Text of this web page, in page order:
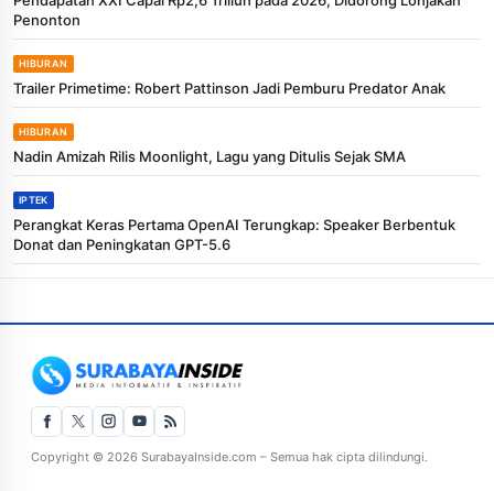
Penonton
HIBURAN
Trailer Primetime: Robert Pattinson Jadi Pemburu Predator Anak
HIBURAN
Nadin Amizah Rilis Moonlight, Lagu yang Ditulis Sejak SMA
IPTEK
Perangkat Keras Pertama OpenAI Terungkap: Speaker Berbentuk
Donat dan Peningkatan GPT-5.6
Copyright © 2026 SurabayaInside.com – Semua hak cipta dilindungi.